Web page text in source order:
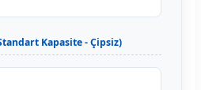
Kapasite - Çipsiz)